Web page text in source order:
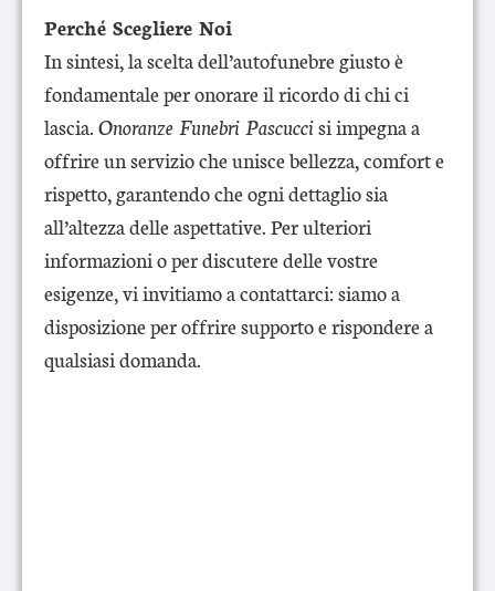
Perché Scegliere Noi
In sintesi, la scelta dell’autofunebre giusto è
fondamentale per onorare il ricordo di chi ci
lascia.Onoranze Funebri Pascuccisi impegna a
offrire un servizio che unisce bellezza, comfort e
rispetto, garantendo che ogni dettaglio sia
all’altezza delle aspettative. Per ulteriori
informazioni o per discutere delle vostre
esigenze, vi invitiamo a contattarci: siamo a
disposizione per offrire supporto e rispondere a
qualsiasi domanda.